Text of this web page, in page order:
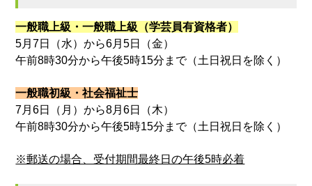
一般職上級・一般職上級（学芸員有資格者）
5月7日（水）から6月5日（金）
午前8時30分から午後5時15分まで（土日祝日を除く）
一般職初級 ・社会福祉士
7月6日（月）から8月6日（木）
午前8時30分から午後5時15分まで（土日祝日を除く）
※郵送の場合、受付期間最終日の午後5時必着